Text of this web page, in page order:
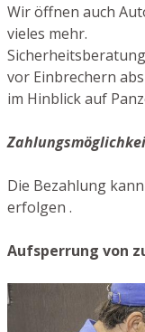
Wir öffnen auch
vieles mehr.
vor Einbrechern
im Hinblick auf
Die Bezahlung
erfolgen .
Aufsperrung von